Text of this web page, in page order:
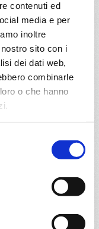
contenuti ed
media e per
inoltre
sito con i
dei dati web,
combinarle
o che hanno